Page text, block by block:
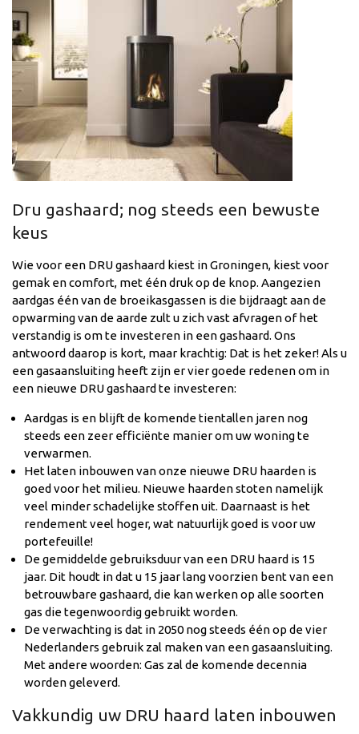
Dru gashaard; nog steeds een bewuste
keus
Wie voor een DRU gashaard kiest in Groningen, kiest voor
gemak en comfort, met één druk op de knop. Aangezien
aardgas één van de broeikasgassen is die bijdraagt aan de
opwarming van de aarde zult u zich vast afvragen of het
verstandig is om te investeren in een gashaard. Ons
antwoord daarop is kort, maar krachtig: Dat is het zeker! Als u
een gasaansluiting heeft zijn er vier goede redenen om in
een nieuwe DRU gashaard te investeren:
Aardgas is en blijft de komende tientallen jaren nog
steeds een zeer efficiënte manier om uw woning te
verwarmen.
Het laten inbouwen van onze nieuwe DRU haarden is
goed voor het milieu. Nieuwe haarden stoten namelijk
veel minder schadelijke stoffen uit. Daarnaast is het
rendement veel hoger, wat natuurlijk goed is voor uw
portefeuille!
De gemiddelde gebruiksduur van een DRU haard is 15
jaar. Dit houdt in dat u 15 jaar lang voorzien bent van een
betrouwbare gashaard, die kan werken op alle soorten
gas die tegenwoordig gebruikt worden.
De verwachting is dat in 2050 nog steeds één op de vier
Nederlanders gebruik zal maken van een gasaansluiting.
Met andere woorden: Gas zal de komende decennia
worden geleverd.
Vakkundig uw DRU haard laten inbouwen